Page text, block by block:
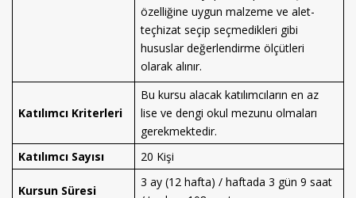
özelliğine uygun malzeme ve alet-
teçhizat seçip seçmedikleri gibi
hususlar değerlendirme ölçütleri
olarak alınır.
Katılımcı Kriterleri
Bu kursu alacak katılımcıların en az
lise ve dengi okul mezunu olmaları
gerekmektedir.
Katılımcı Sayısı
20 Kişi
Kursun Süresi
3 ay (12 hafta) / haftada 3 gün 9 saat